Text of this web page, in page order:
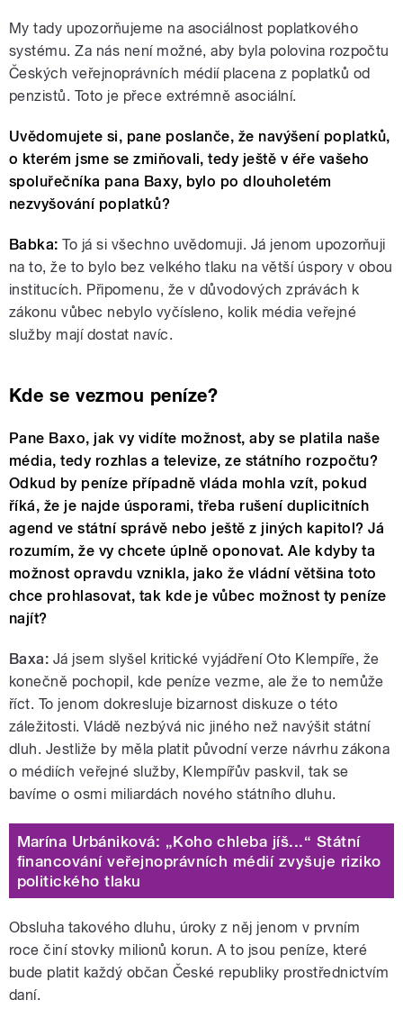
My tady upozorňujeme na asociálnost poplatkového
systému. Za nás není možné, aby byla polovina rozpočtu
Českých veřejnoprávních médií placena z poplatků od
penzistů. Toto je přece extrémně asociální.
Uvědomujete si, pane poslanče, že navýšení poplatků,
o kterém jsme se zmiňovali, tedy ještě v éře vašeho
spoluřečníka pana Baxy, bylo po dlouholetém
nezvyšování poplatků?
Babka: To já si všechno uvědomuji. Já jenom upozorňuji
na to, že to bylo bez velkého tlaku na větší úspory v obou
institucích. Připomenu, že v důvodových zprávách k
zákonu vůbec nebylo vyčísleno, kolik média veřejné
služby mají dostat navíc.
Kde se vezmou peníze?
Pane Baxo, jak vy vidíte možnost, aby se platila naše
média, tedy rozhlas a televize, ze státního rozpočtu?
Odkud by peníze případně vláda mohla vzít, pokud
říká, že je najde úsporami, třeba rušení duplicitních
agend ve státní správě nebo ještě z jiných kapitol? Já
rozumím, že vy chcete úplně oponovat. Ale kdyby ta
možnost opravdu vznikla, jako že vládní většina toto
chce prohlasovat, tak kde je vůbec možnost ty peníze
najít?
Baxa: Já jsem slyšel kritické vyjádření Oto Klempíře, že
konečně pochopil, kde peníze vezme, ale že to nemůže
říct. To jenom dokresluje bizarnost diskuze o této
záležitosti. Vládě nezbývá nic jiného než navýšit státní
dluh. Jestliže by měla platit původní verze návrhu zákona
o médiích veřejné služby, Klempířův paskvil, tak se
bavíme o osmi miliardách nového státního dluhu.
Marína Urbániková: „Koho chleba jíš...“ Státní
financování veřejnoprávních médií zvyšuje riziko
politického tlaku
Obsluha takového dluhu, úroky z něj jenom v prvním
roce činí stovky milionů korun. A to jsou peníze, které
bude platit každý občan České republiky prostřednictvím
daní.